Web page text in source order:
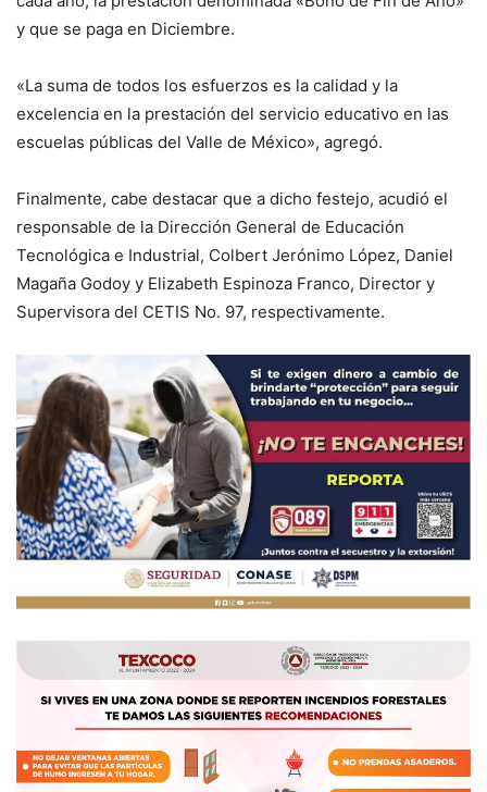
y que se paga en Diciembre.
«La suma de todos los esfuerzos es la calidad y la
excelencia en la prestación del servicio educativo en las
escuelas públicas del Valle de México», agregó.
Finalmente, cabe destacar que a dicho festejo, acudió el
responsable de la Dirección General de Educación
Tecnológica e Industrial, Colbert Jerónimo López, Daniel
Magaña Godoy y Elizabeth Espinoza Franco, Director y
Supervisora del CETIS No. 97, respectivamente.